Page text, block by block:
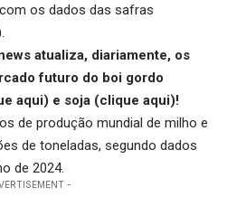
os dados das safras
atualiza, diariamente, os
futuro do boi gordo
aqui) e soja (clique aqui)!
de produção mundial de milho e
de toneladas, segundo dados
de 2024.
-